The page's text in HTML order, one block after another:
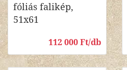
fóliás falikép,
51x61
112 000 Ft/db